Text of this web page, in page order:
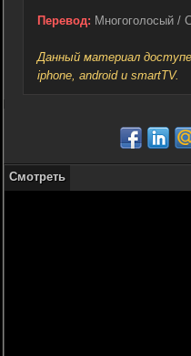
Перевод: Многоголосый /
Данный материал
iphone, android и smartTV.
Смотреть